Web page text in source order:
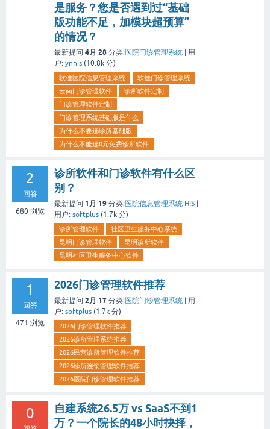
是服务？您是否遇到过“基础
版功能不足，加模块超预算”
的情况？
最新提问 4月 28 分类:医院门诊管理系统
用
户: ynhis (10.8k 分)
软佳医院信息管理系统
软佳门诊管理系统
云南门诊管理软件
诊所软件定制
门诊管理软件定制
门诊管理系统基础版是什么
为什么不要选诊所基础版
为什么不能选0元免费诊所软件
2
回答
680 浏览
诊所软件和门诊软件有什么区
别？
最新提问 1月 19 分类:医院信息管理系统 HIS
用户: softplus (1.7k 分)
诊所管理软件
社区卫生服务中心系统
昆明门诊管理软件
昆明诊所软件
昆明社区卫生服务中心软件
1
回答
471 浏览
2026门诊管理软件推荐
最新提问 2月 17 分类:医院门诊管理系统
用
户: softplus (1.7k 分)
2026门诊管理软件推荐
2026诊所管理系统推荐
2026民营诊所管理软件推荐
2026诊所连锁管理软件推荐
2026医院门诊管理软件推荐
0
自建系统26.5万 vs SaaS不到1
万？一个院长的48小时抉择，